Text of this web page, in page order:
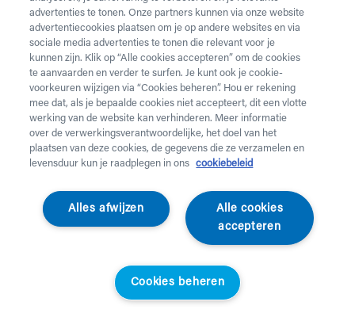
Vermeiren
Tilband stof gesloten
Standaard tilband in gesloten stof
advertenties te tonen. Onze partners kunnen via onze website
advertentiecookies plaatsen om je op andere websites en via
sociale media advertenties te tonen die relevant voor je
kunnen zijn. Klik op “Alle cookies accepteren” om de cookies
te aanvaarden en verder te surfen. Je kunt ook je cookie-
voorkeuren wijzigen via “Cookies beheren”. Hou er rekening
mee dat, als je bepaalde cookies niet accepteert, dit een vlotte
werking van de website kan verhinderen. Meer informatie
over de verwerkingsverantwoordelijke, het doel van het
plaatsen van deze cookies, de gegevens die ze verzamelen en
levensduur kun je raadplegen in ons
cookiebeleid
Alle cookies
accepteren
Alles afwijzen
Cookies beheren